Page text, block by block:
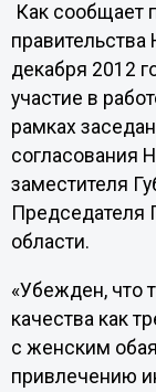
Как сообщает
декабря 2012
участие в
рамках
согласования
заместителя
Председателя
области.
«Убежден, что
качества как
с женским
привлечению